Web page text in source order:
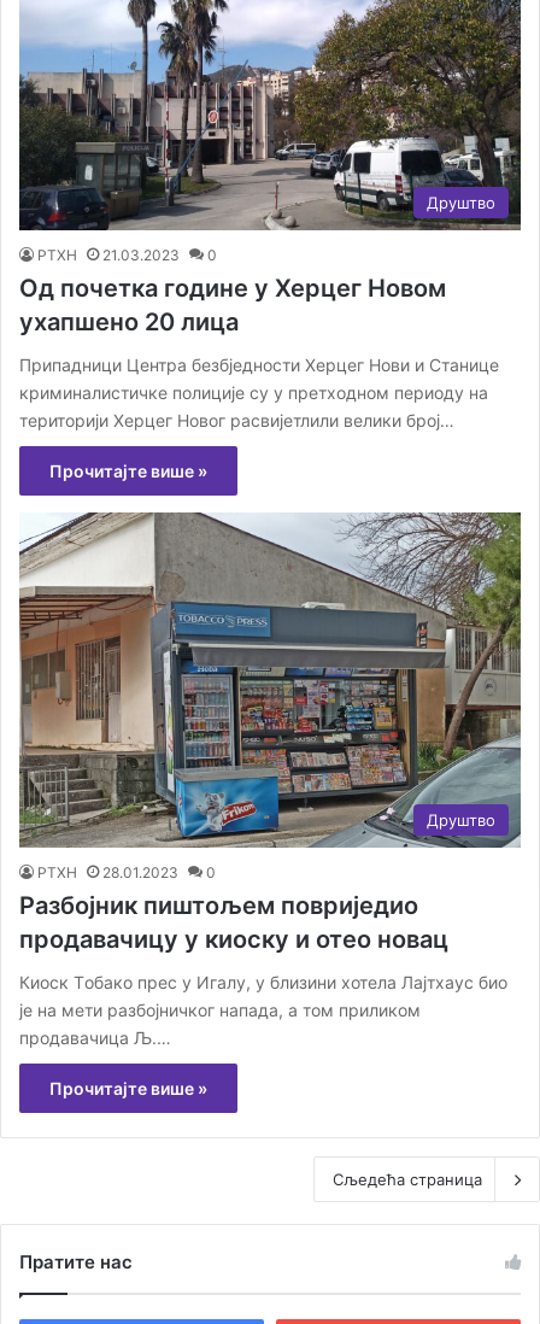
Друштво
РТХН 21.03.2023 0
Од почетка године у Херцег Новом
ухапшено 20 лица
Припадници Центра безбједности Херцег Нови и Станице
криминалистичке полиције су у претходном периоду на
територији Херцег Новог расвијетлили велики број…
Прочитајте више »
Друштво
РТХН 28.01.2023 0
Разбојник пиштољем повриједио
продавачицу у киоску и отео новац
Киоск Тoбако прес у Игалу, у близини хотела Лајтхаус био
је на мети разбојничког напада, а том приликом
продавачица Љ.…
Прочитајте више »
Сљедећа страница
Пратите нас